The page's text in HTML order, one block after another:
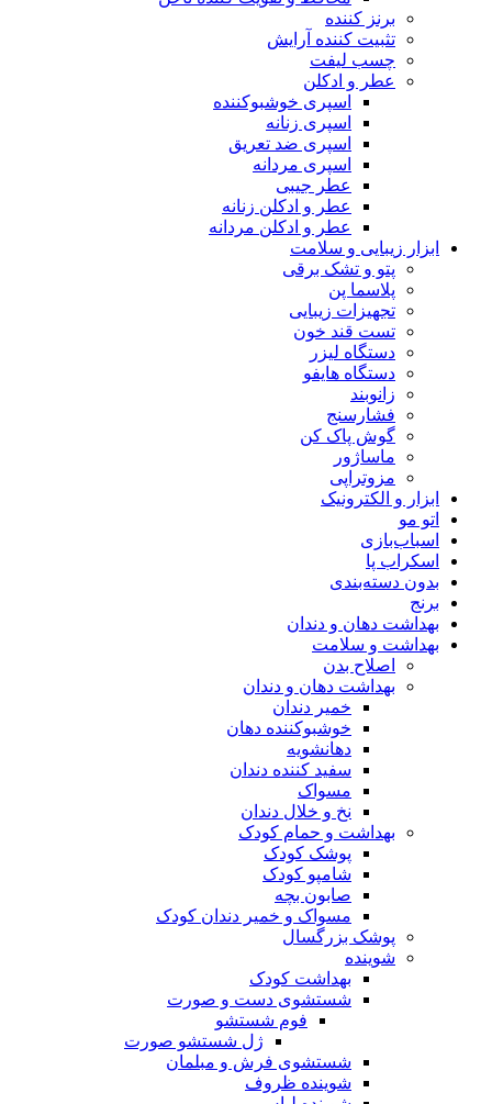
برنز کننده
تثبیت کننده آرایش
چسب لیفت
عطر و ادکلن
اسپری خوشبوکننده
اسپری زنانه
اسپری ضد تعریق
اسپری مردانه
عطر جیبی
عطر و ادکلن زنانه
عطر و ادکلن مردانه
ابزار زیبایی و سلامت
پتو و تشک برقی
پلاسما پن
تجهیزات زیبایی
تست قند خون
دستگاه لیزر
دستگاه هایفو
زانوبند
فشارسنج
گوش پاک کن
ماساژور
مزوتراپی
ابزار و الکترونیک
اتو مو
اسباب‌بازی
اسکراب پا
بدون دسته‌بندی
برنج
بهداشت دهان و دندان
بهداشت و سلامت
اصلاح بدن
بهداشت دهان و دندان
خمیر دندان
خوشبوکننده دهان
دهانشویه
سفید کننده دندان
مسواک
نخ و خلال دندان
بهداشت و حمام کودک
پوشک کودک
شامپو کودک
صابون بچه
مسواک و خمیر دندان کودک
پوشک بزرگسال
شوینده
بهداشت کودک
شستشوی دست و صورت
فوم شستشو
ژل شستشو صورت
شستشوی فرش و مبلمان
شوینده ظروف